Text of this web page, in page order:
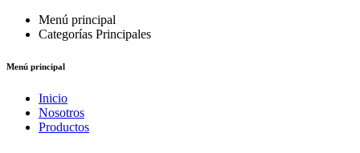
Menú principal
Categorías Principales
Menú principal
Inicio
Nosotros
Productos